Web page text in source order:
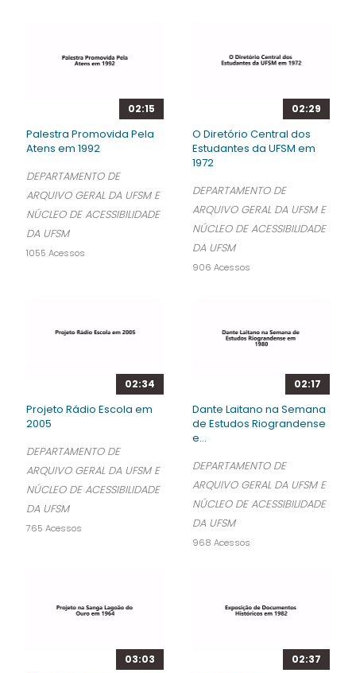
02:15
Palestra Promovida Pela
Atens em 1992
DEPARTAMENTO DE
ARQUIVO GERAL DA UFSM E
NÚCLEO DE ACESSIBILIDADE
DA UFSM
1055 Acessos
02:29
O Diretório Central dos
Estudantes da UFSM em
1972
DEPARTAMENTO DE
ARQUIVO GERAL DA UFSM E
NÚCLEO DE ACESSIBILIDADE
DA UFSM
906 Acessos
02:34
Projeto Rádio Escola em
2005
DEPARTAMENTO DE
ARQUIVO GERAL DA UFSM E
NÚCLEO DE ACESSIBILIDADE
DA UFSM
765 Acessos
02:17
Dante Laitano na Semana
de Estudos Riograndense
e...
DEPARTAMENTO DE
ARQUIVO GERAL DA UFSM E
NÚCLEO DE ACESSIBILIDADE
DA UFSM
968 Acessos
03:03 02:37